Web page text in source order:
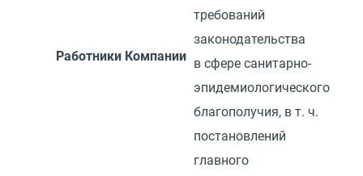
Работники Компании
требований
законодательства
в сфере санитарно-
эпидемиологического
благополучия, в т. ч.
постановлений
главного